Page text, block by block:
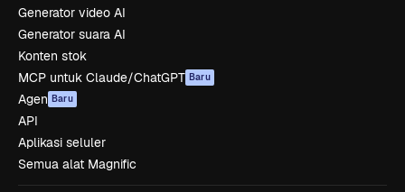
Generator video AI
Generator suara AI
Konten stok
MCP untuk Claude/ChatGPT Baru
Agen Baru
API
Aplikasi seluler
Semua alat Magnific